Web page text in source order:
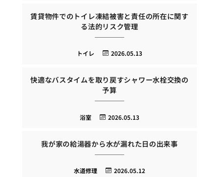
賃貸物件でのトイレ凍結被害と責任の所在に関す
る法的リスク管理
2026.05.13
トイレ
快適なバスタイムを取り戻すシャワー水栓交換の
予算
2026.05.13
浴室
我が家の給湯器から水が漏れた日の出来事
2026.05.12
水道修理